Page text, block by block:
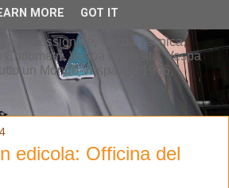
professionale, Vespa Tecnica,
Chilometri, Vespa Curiosità, Vespa
un Mondo Vespa dal 1946,
edicola: Officina del
MORE GOT IT